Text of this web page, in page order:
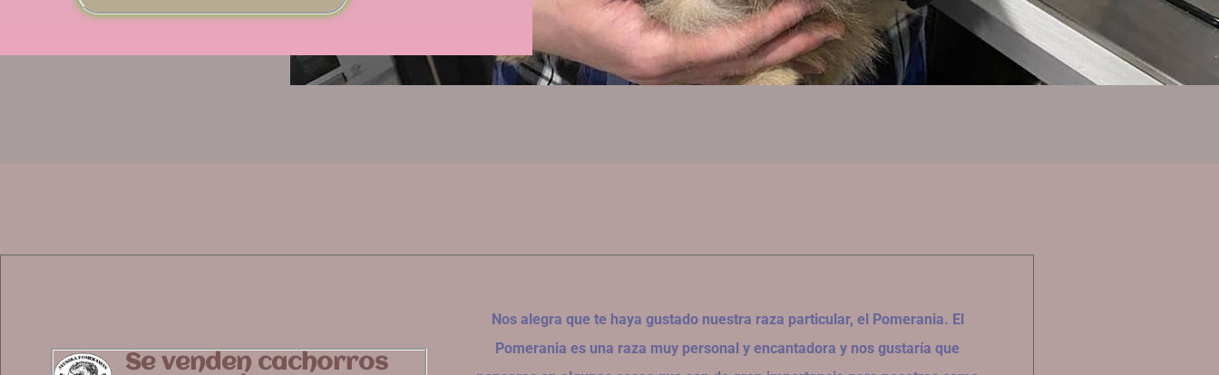
Se venden cachorros
Nos alegra que te haya gustado nuestra raza particular, el Pomerania. El
Pomerania es una raza muy personal y encantadora y nos gustaría que